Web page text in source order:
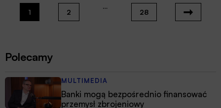
1 2
…
28
Polecamy
MULTIMEDIA
Banki mogą bezpośrednio finansować
przemysł zbrojeniowy